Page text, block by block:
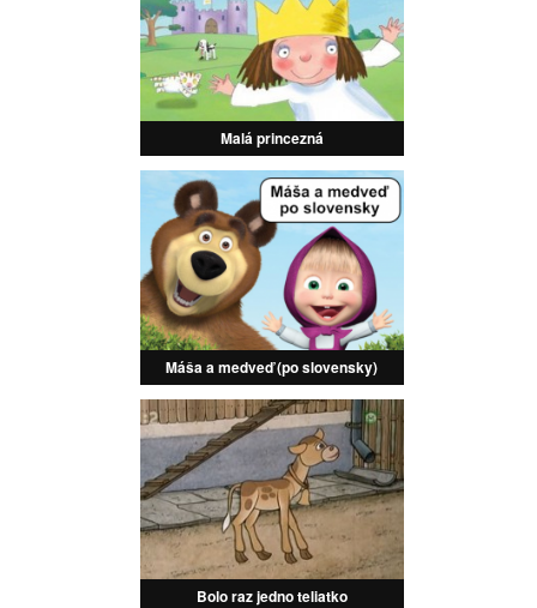
Malá princezná
Máša a medveď (po slovensky)
Bolo raz jedno teliatko